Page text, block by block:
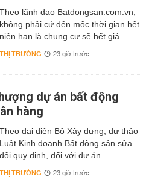
Theo lãnh đạo Batdongsan.com.vn,
không phải cứ đến mốc thời gian hết
niên hạn là chung cư sẽ hết giá...
THỊ TRƯỜNG 23 giờ trước
dự án bất động
hàng
Theo đại diện Bộ Xây dựng, dự thảo
Luật Kinh doanh Bất động sản sửa
đổi quy định, đối với dự án...
THỊ TRƯỜNG 23 giờ trước